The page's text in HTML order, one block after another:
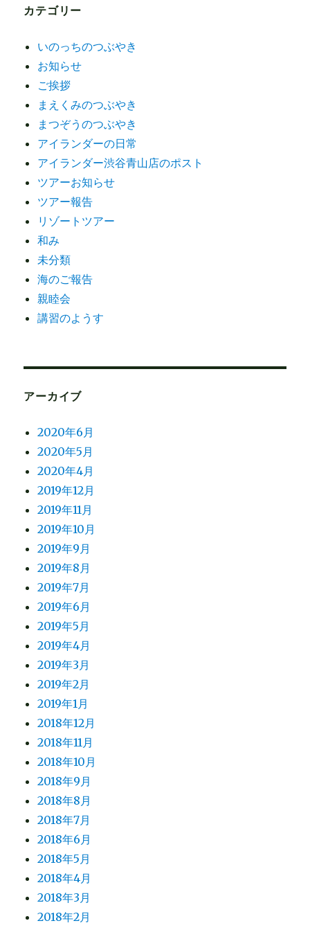
カテゴリー
いのっちのつぶやき
お知らせ
ご挨拶
まえくみのつぶやき
まつぞうのつぶやき
アイランダーの日常
アイランダー渋谷青山店のポスト
ツアーお知らせ
ツアー報告
リゾートツアー
和み
未分類
海のご報告
親睦会
講習のようす
アーカイブ
2020年6月
2020年5月
2020年4月
2019年12月
2019年11月
2019年10月
2019年9月
2019年8月
2019年7月
2019年6月
2019年5月
2019年4月
2019年3月
2019年2月
2019年1月
2018年12月
2018年11月
2018年10月
2018年9月
2018年8月
2018年7月
2018年6月
2018年5月
2018年4月
2018年3月
2018年2月